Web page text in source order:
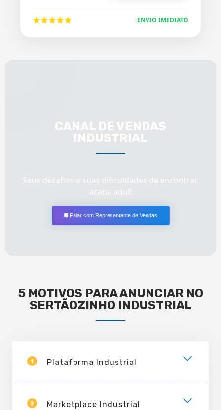
ENVIO IMEDIATO
CANAL DE VENDAS
INDUSTRIAL
Seus desafios e suas dificuldades de encontrar,
acaba aqui!
Falar com Representante de Vendas
5 MOTIVOS PARA ANUNCIAR NO
SERTÃOZINHO INDUSTRIAL
1 Plataforma Industrial
2 Marketplace Industrial